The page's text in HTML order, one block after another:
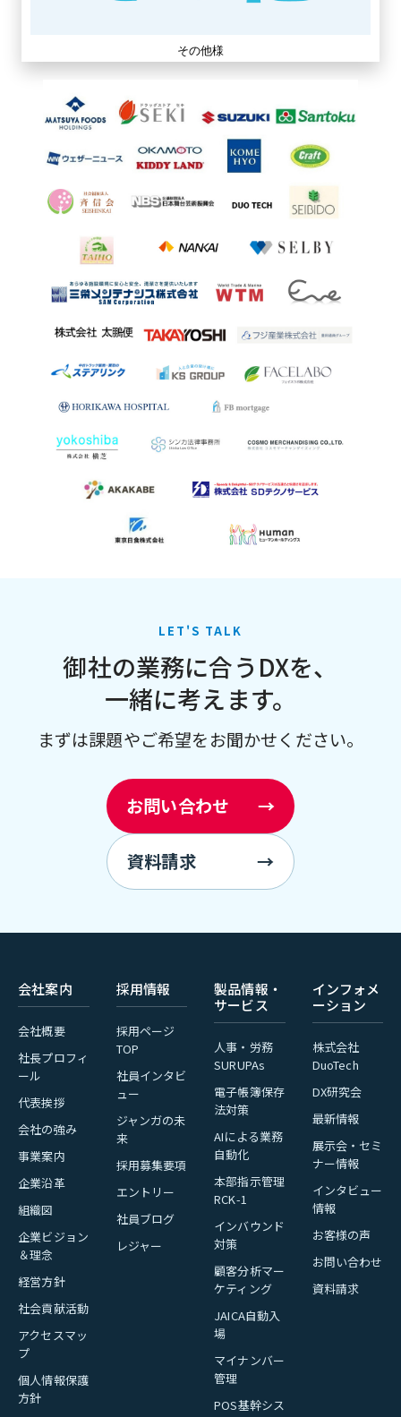
その他様
LET'S TALK
御社の業務に合うDXを、
一緒に考えます。
まずは課題やご希望をお聞かせください。
お問い合わせ →
資料請求 →
会社案内
会社概要
社長プロフィ
ール
代表挨拶
会社の強み
事業案内
企業沿革
組織図
企業ビジョン
＆理念
経営方針
社会貢献活動
アクセスマッ
プ
個人情報保護
方針
採用情報
採用ページ
TOP
社員インタビ
ュー
ジャンガの未
来
採用募集要項
エントリー
社員ブログ
レジャー
製品情報・
サービス
人事・労務
SURUPAs
電子帳簿保存
法対策
AIによる業務
自動化
本部指示管理
RCK-1
インバウンド
対策
顧客分析マー
ケティング
JAICA自動入
場
マイナンバー
管理
POS基幹シス
インフォメ
ーション
株式会社
DuoTech
DX研究会
最新情報
展示会・セミ
ナー情報
インタビュー
情報
お客様の声
お問い合わせ
資料請求